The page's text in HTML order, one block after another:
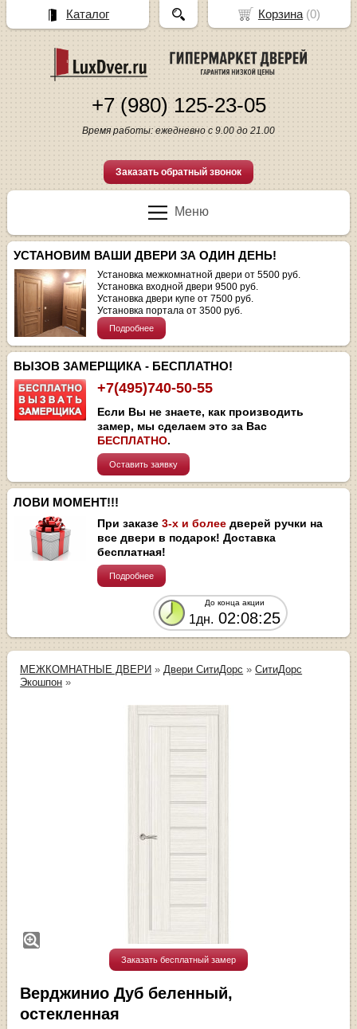
+7 (980) 125-23-05
Время работы: ежедневно с 9.00 до 21.00
Заказать обратный звонок
Меню
УСТАНОВИМ ВАШИ ДВЕРИ ЗА ОДИН ДЕНЬ!
Установка межкомнатной двери от 5500 руб.
Установка входной двери 9500 руб.
Установка двери купе от 7500 руб.
Установка портала от 3500 руб.
Подробнее
ВЫЗОВ ЗАМЕРЩИКА - БЕСПЛАТНО!
+7(495)740-50-55
Если Вы не знаете, как производить
замер, мы сделаем это за Вас
БЕСПЛАТНО.
Оставить заявку
ЛОВИ МОМЕНТ!!!
При заказе3-х и более дверей ручки на
все двери в подарок! Доставка
бесплатная!
Подробнее
До конца акции
1дн. 02:08:24
МЕЖКОМНАТНЫЕ ДВЕРИ » Двери СитиДорс »СитиДорс
Экошпон »
Заказать бесплатный замер
Верджинио Дуб беленный,
остекленная
Корзина(0)
Каталог